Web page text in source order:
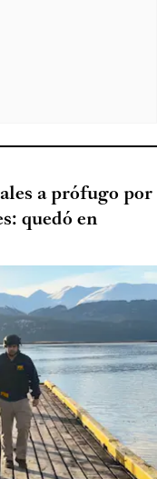
a prófugo por
quedó en